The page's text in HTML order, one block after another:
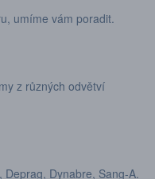
umíme vám poradit.
z různých odvětví
Dynabre, Sang-A.